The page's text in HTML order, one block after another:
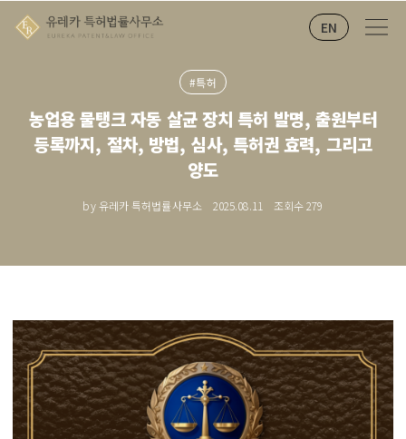
EN
#특허
농업용 물탱크 자동 살균 장치 특허 발명, 출원부터
등록까지, 절차, 방법, 심사, 특허권 효력, 그리고
양도
by 유레카 특허법률사무소 2025.08.11 조회수279